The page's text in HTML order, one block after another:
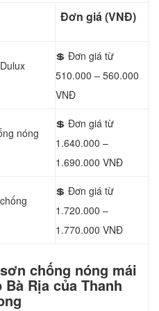
Đơn giá (VNĐ)
💲 Đơn giá từ
510.000 – 560.000
VNĐ
nóng
💲 Đơn giá từ
1.640.000 –
1.690.000 VNĐ
💲 Đơn giá từ
1.720.000 –
1.770.000 VNĐ
chống nóng mái
Rịa của Thanh